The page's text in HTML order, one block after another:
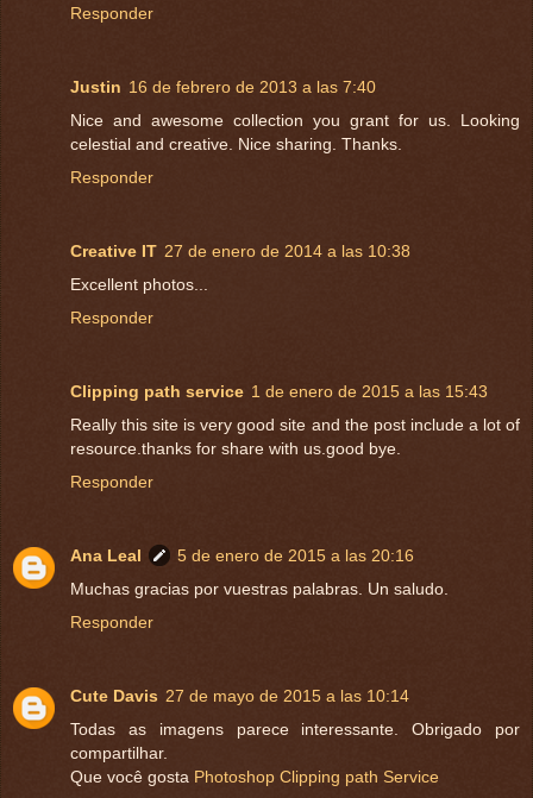
Responder
Justin 16 de febrero de 2013 a las 7:40
Nice and awesome collection you grant for us. Looking
celestial and creative. Nice sharing. Thanks.
Responder
Creative IT 27 de enero de 2014 a las 10:38
Excellent photos...
Responder
Clipping path service 1 de enero de 2015 a las 15:43
Really this site is very good site and the post include a lot of
resource.thanks for share with us.good bye.
Responder
Ana Leal
5 de enero de 2015 a las 20:16
Muchas gracias por vuestras palabras. Un saludo.
Responder
Cute Davis 27 de mayo de 2015 a las 10:14
Todas as imagens parece interessante. Obrigado por
compartilhar.
Que você gosta Photoshop Clipping path Service